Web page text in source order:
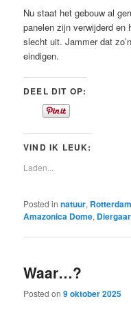
Nu staat het gebouw al
panelen zijn verwijderd
slecht uit. Jammer dat
eindigen.
DEEL DIT OP:
VIND IK LEUK:
Laden...
Posted in natuur, Rotterdam
Amazonica Dome,
Waar…?
Posted on9 oktober 2025